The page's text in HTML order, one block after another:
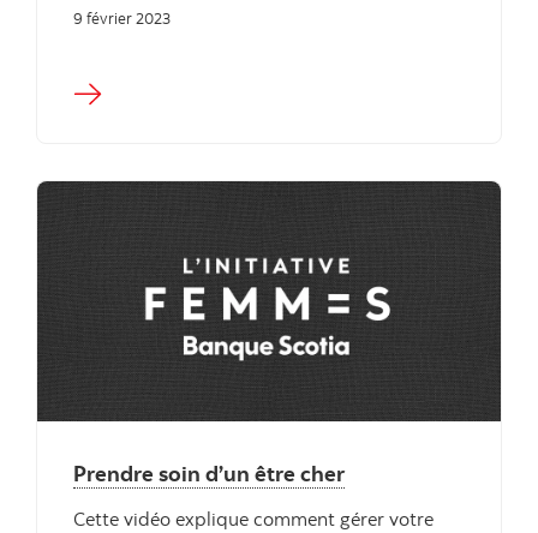
9 février 2023
Prendre soin d’un être cher
Cette vidéo explique comment gérer votre